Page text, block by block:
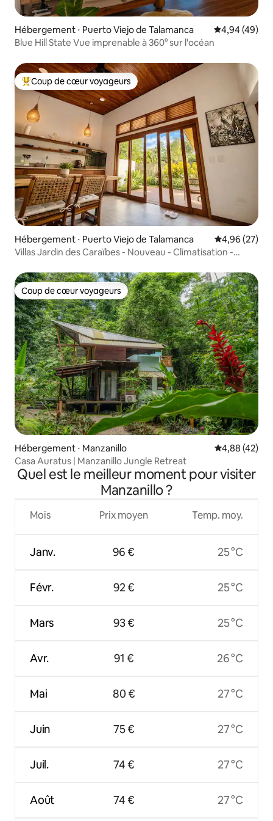
Hébergement ⋅ Puerto Viejo de Talamanca Évaluation
4,94 (49)
Blue Hill State Vue imprenable à 360° sur l'océan
Coups de cœur voyageurs les plus appréciés
Coup de cœur voyageurs
Hébergement ⋅ Puerto Viejo de Talamanca Évaluation
4,96 (27)
Villas Jardin des Caraïbes - Nouveau - Climatisation -
Coup de cœur voyageurs
Coup de cœur voyageurs
Hébergement ⋅ Manzanillo Évaluation
4,88 (42)
Casa Auratus | Manzanillo Jungle Retreat
Quel est le meilleur moment pour visiter
Manzanillo ?
Mois
Janv.
Févr.
Mars
Avr.
Mai
Juin
Juil.
Août
Prix moyen
96 €
92 €
93 €
91 €
80 €
75 €
74 €
74 €
Temp. moy.
25 °C
25 °C
25 °C
26 °C
27 °C
27 °C
27 °C
27 °C